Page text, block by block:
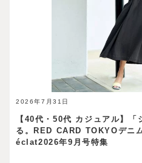
2026年7月31日
【40代・50代 カジュアル】「
る。RED CARD TOKYOデニ
éclat2026年9月号特集